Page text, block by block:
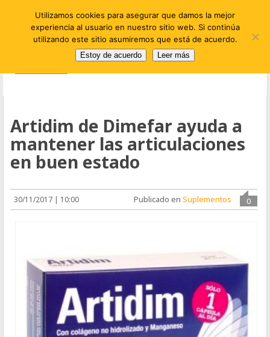
Artidim de Dimefar ayuda a
mantener las articulaciones
en buen estado
30/11/2017 | 10:00 0
Publicado enSuplementos
Utilizamos cookies para asegurar que damos la mejor
experiencia al usuario en nuestro sitio web. Si continúa
utilizando este sitio asumiremos que está de acuerdo.
Estoy de acuerdo Leer más